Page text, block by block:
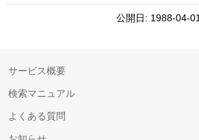
公開日: 1988-04-
サービス概要
検索マニュアル
よくある質問